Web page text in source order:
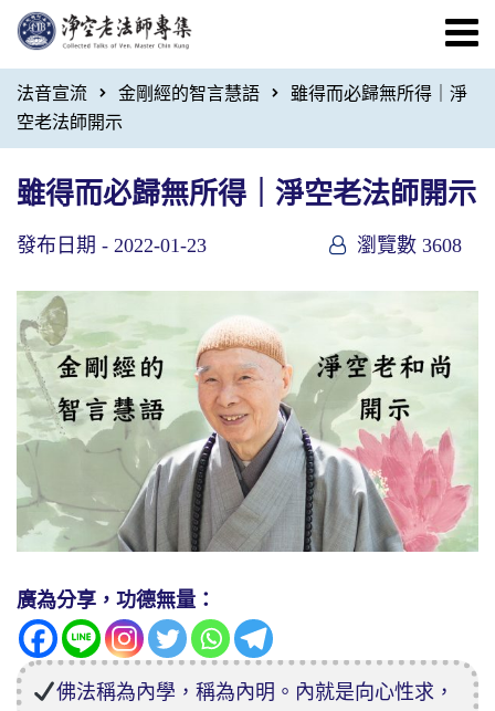
法音宣流 金剛經的智言慧語
雖得而必歸無所得｜淨
空老法師開示
雖得而必歸無所得｜淨空老法師開示
發布日期 - 2022-01-23 瀏覽數 3608
廣為分享，功德無量：
佛法稱為內學，稱為內明。內就是向心性求，